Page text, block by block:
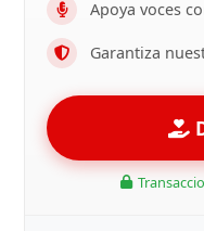
Apoya voces
Garantiza